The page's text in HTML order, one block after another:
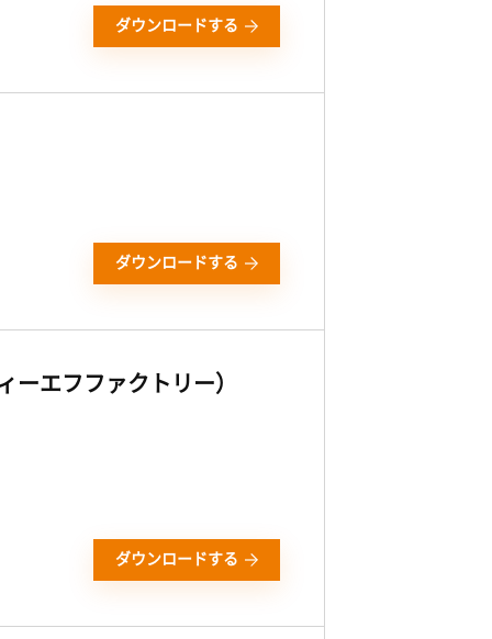
ダウンロードする
ダウンロードする
ーエフファクトリー）
ダウンロードする